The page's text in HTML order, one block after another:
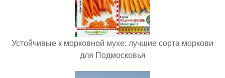
Устойчивые к морковной мухе: лучшие сорта моркови
для Подмосковья